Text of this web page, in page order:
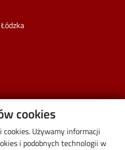
cookies
Używamy informacji
i podobnych technologii w